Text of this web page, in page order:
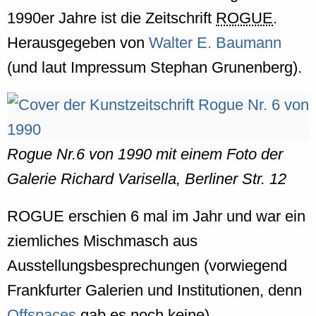
1990er Jahre ist die Zeitschrift ROGUE.
Herausgegeben von Walter E. Baumann
(und laut Impressum Stephan Grunenberg).
Rogue Nr.6 von 1990 mit einem Foto der
Galerie Richard Varisella, Berliner Str. 12
ROGUE erschien 6 mal im Jahr und war ein
ziemliches Mischmasch aus
Ausstellungsbesprechungen (vorwiegend
Frankfurter Galerien und Institutionen, denn